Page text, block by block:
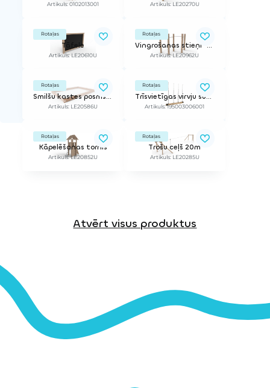
Artikuls: 0102013001 Artikuls: LE20270U
Rotaļas
Tāfele
Artikuls: LE20610U
Rotaļas
Vingrošanas stieņi "Zig-Zag"
Artikuls: LE20962U
Rotaļas
Smilšu kastes posms, tips 6 (2m)
Artikuls: LE20586U
Rotaļas
Trīsvietīgas virvju šūpoles (bez balstiem)
Artikuls: 195003006001
Rotaļas
Kāpelēšanas tornis
Artikuls: LE20852U
Rotaļas
Trošu ceļš 20m
Artikuls: LE20285U
Atvērt visus produktus